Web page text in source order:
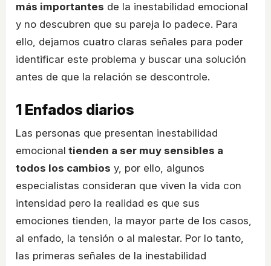
más importantes de la inestabilidad emocional
y no descubren que su pareja lo padece. Para
ello, dejamos cuatro claras señales para poder
identificar este problema y buscar una solución
antes de que la relación se descontrole.
1 Enfados diarios
Las personas que presentan inestabilidad
emocional tienden a ser muy sensibles a
todos los cambios y, por ello, algunos
especialistas consideran que viven la vida con
intensidad pero la realidad es que sus
emociones tienden, la mayor parte de los casos,
al enfado, la tensión o al malestar. Por lo tanto,
las primeras señales de la inestabilidad